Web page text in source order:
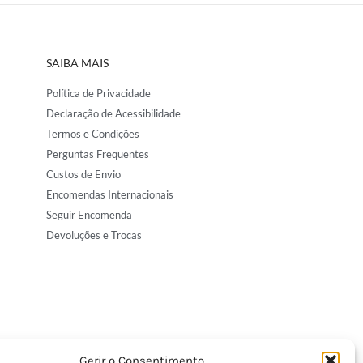
SAIBA MAIS
Política de Privacidade
Declaração de Acessibilidade
Termos e Condições
Perguntas Frequentes
Custos de Envio
Encomendas Internacionais
Seguir Encomenda
Devoluções e Trocas